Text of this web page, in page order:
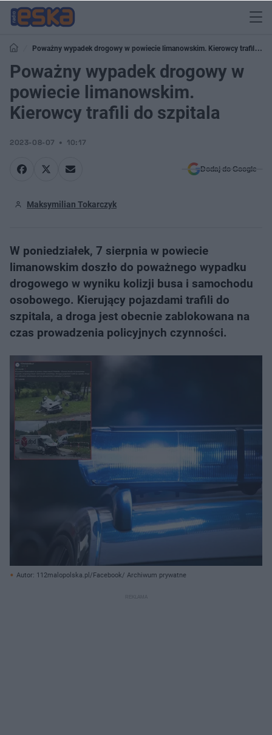
Poważny wypadek drogowy w powiecie limanowskim. Kierowcy trafili do
szpitala
Poważny wypadek drogowy w
powiecie limanowskim.
Kierowcy trafili do szpitala
2023-08-07 10:17
Dodaj do Google
Maksymilian Tokarczyk
W poniedziałek, 7 sierpnia w powiecie
limanowskim doszło do poważnego wypadku
drogowego w wyniku kolizji busa i samochodu
osobowego. Kierujący pojazdami trafili do
szpitala, a droga jest obecnie zablokowana na
czas prowadzenia policyjnych czynności.
Autor: 112malopolska.pl/Facebook/ Archiwum prywatne